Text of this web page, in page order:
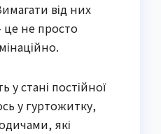
від них
це не просто
у стані постійної
у гуртожитку,
які